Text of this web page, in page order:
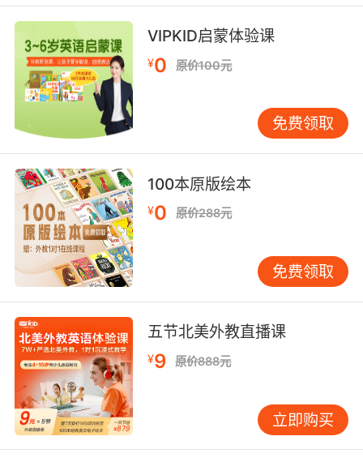
喜欢的动画开始，选择英文原版的动画让孩子观
看，满足他们观看兴趣的同时也能学到一些英语
知识，慢慢地将他们对动画的兴趣转移到英语上
来。
阅读能力应该是从小培养的：可以每天花上10~15
分钟与孩子一起进行阅读，不仅可以让孩子将这个好习惯
一直维持下去，更是可以减轻孩子学习的压力也能给他们
更多的自信。阅读能积累知识以及扩展知识面，最重要的
坚持阅读可以让孩子一生受益。
儿童英语培训经验之怎么选择读物？
3~6的小孩子可以选择一些英文绘本，或者是集儿歌和童谣
VIPKID启蒙体验课
¥0 原价100元
免费领取
100本原版绘本
¥0 原价288元
免费领取
五节北美外教直播课
¥9 原价888元
立即购买